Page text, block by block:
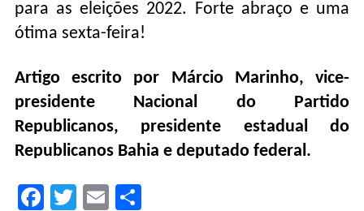
para as eleições 2022. Forte abraço e uma
ótima sexta-feira!
Artigo escrito por Márcio Marinho, vice-
presidente Nacional do Partido
Republicanos, presidente estadual do
Republicanos Bahia e deputado federal.
Facebook
TwitterEmail